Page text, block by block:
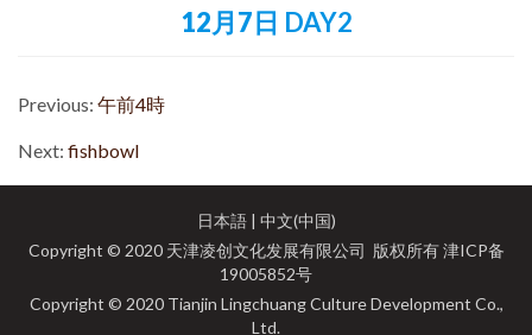
12月7日 DAY2
Previous: 午前4時
Next: fishbowl
日本語| 中文(中国)
Copyright © 2020 天津凌创文化发展有限公司 版权所有津ICP备
19005852号
Copyright © 2020 Tianjin Lingchuang Culture Development Co.,
Ltd.